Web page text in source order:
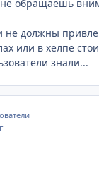
не обращаешь
не должны
или в хелпе
знали...